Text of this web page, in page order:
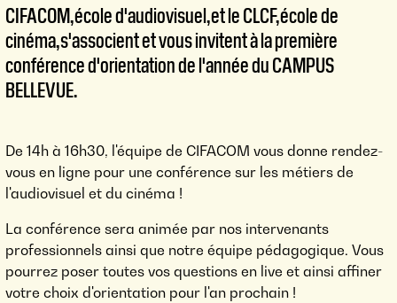
CIFACOM, école d'audiovisuel, et le CLCF, école de
cinéma, s'associent et vous invitent à la première
conférence d'orientation de l'année du CAMPUS
BELLEVUE.
De 14h à 16h30, l'équipe de CIFACOM vous donne rendez-
vous en ligne pour une conférence sur les métiers de
l'audiovisuel et du cinéma !
La conférence sera animée par nos intervenants
professionnels ainsi que notre équipe pédagogique. Vous
pourrez poser toutes vos questions en live et ainsi affiner
votre choix d'orientation pour l'an prochain !